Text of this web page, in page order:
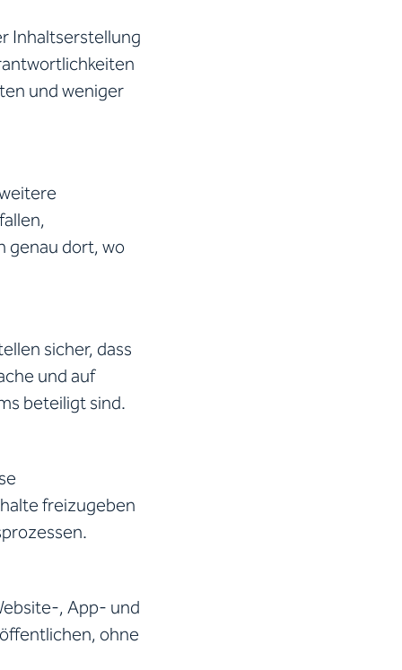
Inhaltserstellung
und weniger
genau dort, wo
sicher, dass
und auf
beteiligt sind.
freizugeben
, App- und
ohne